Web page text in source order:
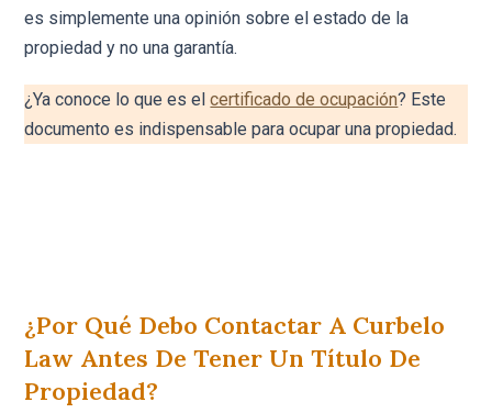
es simplemente una opinión sobre el estado de la
propiedad y no una garantía.
¿Ya conoce lo que es elcertificado de ocupación? Este
documento es indispensable para ocupar una propiedad.
¿Por Qué Debo Contactar A Curbelo
Law Antes De Tener Un Título De
Propiedad?